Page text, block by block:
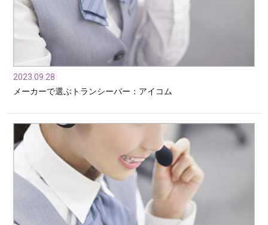
2023.09.28
メーカーで選ぶトランシーバー：アイコム